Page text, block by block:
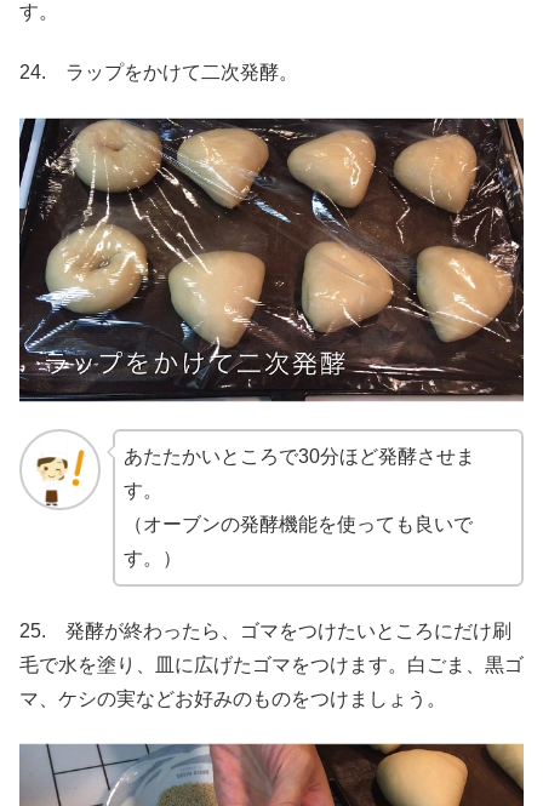
す。
24. ラップをかけて二次発酵。
あたたかいところで30分ほど発酵させま
す。
（オーブンの発酵機能を使っても良いで
す。）
25. 発酵が終わったら、ゴマをつけたいところにだけ刷
毛で水を塗り、皿に広げたゴマをつけます。白ごま、黒ゴ
マ、ケシの実などお好みのものをつけましょう。